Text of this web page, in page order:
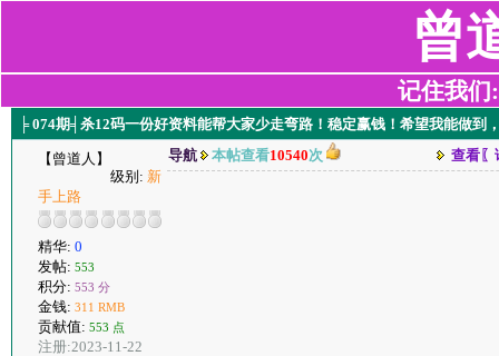
曾
记住我们
╞ 074期╡杀12码一份好资料能帮大家少走弯路！稳定赢钱！希望我能做到
【曾道人】
级别: 新
手上路
精华: 0
发帖: 553
积分: 553 分
金钱: 311 RMB
贡献值: 553 点
注册:2023-11-22
导航 本帖查看10540次 查看〖